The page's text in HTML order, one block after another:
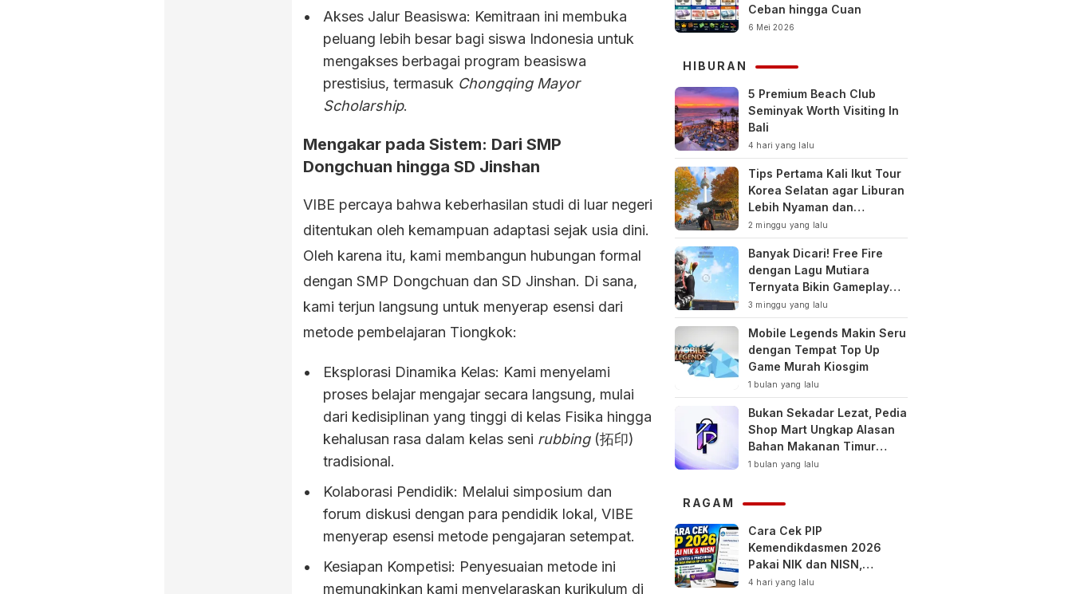
Akses Jalur Beasiswa: Kemitraan ini membuka
peluang lebih besar bagi siswa Indonesia untuk
mengakses berbagai program beasiswa
prestisius, termasuk Chongqing Mayor
Scholarship.
Mengakar pada Sistem: Dari SMP
Dongchuan hingga SD Jinshan
VIBE percaya bahwa keberhasilan studi di luar negeri
ditentukan oleh kemampuan adaptasi sejak usia dini.
Oleh karena itu, kami membangun hubungan formal
dengan SMP Dongchuan dan SD Jinshan. Di sana,
kami terjun langsung untuk menyerap esensi dari
metode pembelajaran Tiongkok:
Eksplorasi Dinamika Kelas: Kami menyelami
proses belajar mengajar secara langsung, mulai
dari kedisiplinan yang tinggi di kelas Fisika hingga
kehalusan rasa dalam kelas seni rubbing(拓印)
tradisional.
Kolaborasi Pendidik: Melalui simposium dan
forum diskusi dengan para pendidik lokal, VIBE
menyerap esensi metode pengajaran setempat.
Kesiapan Kompetisi: Penyesuaian metode ini
memungkinkan kami menyelaraskan kurikulum di
Ceban hingga Cuan
6 Mei 2026
HIBURAN
5 Premium Beach Club
Seminyak Worth Visiting In
Bali
4 hari yang lalu
Tips Pertama Kali Ikut Tour
Korea Selatan agar Liburan
Lebih Nyaman dan
Berkesan
2 minggu yang lalu
Banyak Dicari! Free Fire
dengan Lagu Mutiara
Ternyata Bikin Gameplay
Makin Keren
3 minggu yang lalu
Mobile Legends Makin Seru
dengan Tempat Top Up
Game Murah Kiosgim
1 bulan yang lalu
Bukan Sekadar Lezat, Pedia
Shop Mart Ungkap Alasan
Bahan Makanan Timur
Tengah Jadi Tren Gaya
1 bulan yang lalu
RAGAM
Cara Cek PIP
Kemendikdasmen 2026
Pakai NIK dan NISN,
Bantuan hingga Rp1,8 Juta
4 hari yang lalu